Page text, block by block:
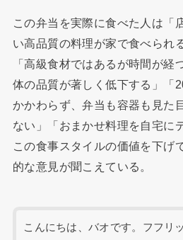
この弁当を実際に食べた人は「
い高品質の料理が家で食べられ
「高級食材ではあるが時間が経
体の品質が著しく低下する」「
かかわらず、弁当も容器も見た
ない」「おまかせ料理を自宅に
この食事スタイルの価値を下げ
的な意見が聞こえている。
こんにちは、バオです。フフリ